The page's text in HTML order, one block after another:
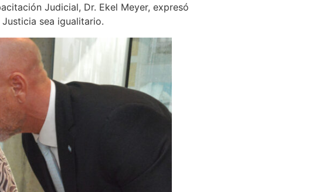
Judicial, Dr. Ekel Meyer, expresó
sea igualitario.